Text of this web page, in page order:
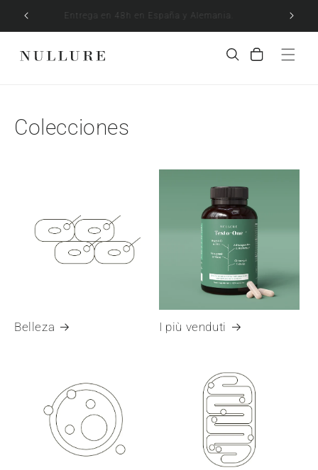
directamenteEntrega en 48h en España y Alemania.
Carrito
Colecciones
Belleza I più venduti